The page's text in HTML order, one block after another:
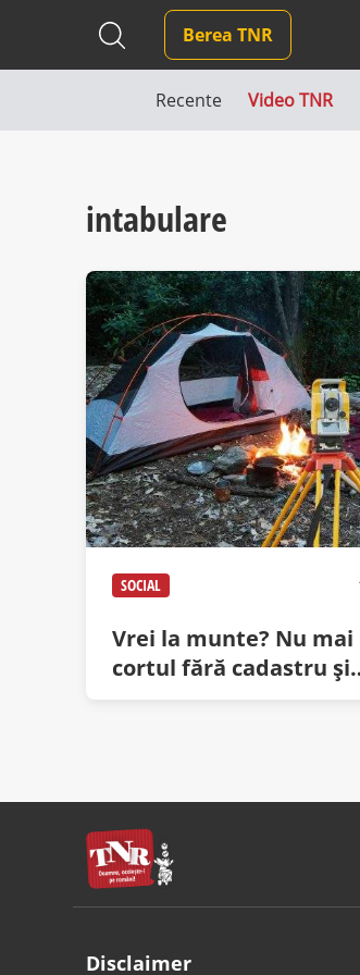
Berea TNR
Recente Video TNR
intabulare
SOCIAL
Vrei la munte? Nu
cortul fără cadastru și
intabulare!
Disclaimer